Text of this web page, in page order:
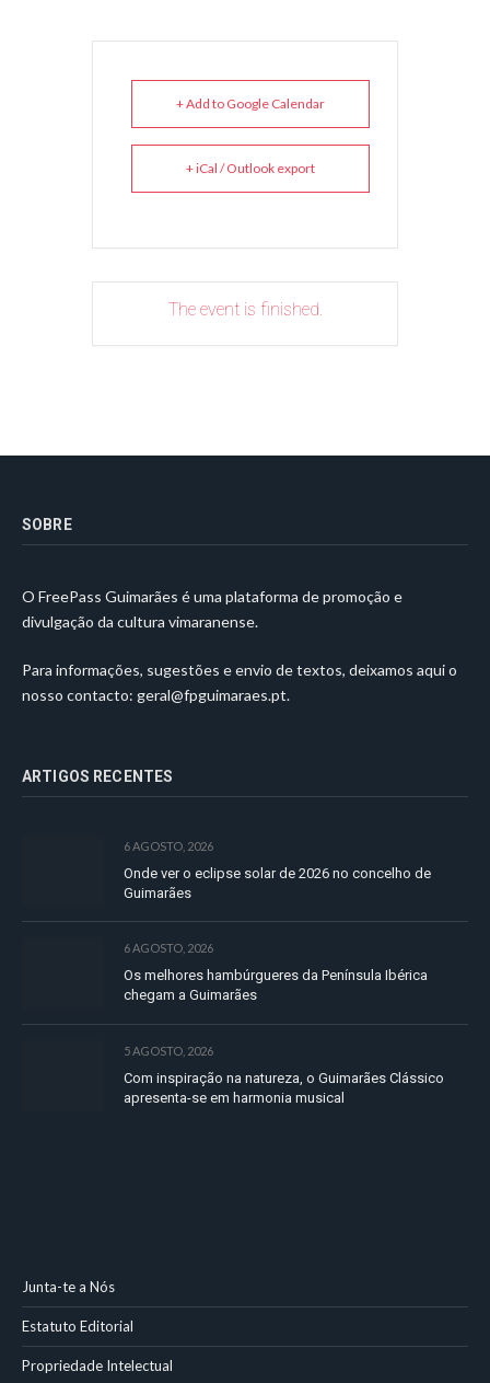
+ Add to Google Calendar
+ iCal / Outlook export
The event is finished.
SOBRE
O FreePass Guimarães é uma plataforma de promoção e
divulgação da cultura vimaranense.
Para informações, sugestões e envio de textos, deixamos aqui o
nosso contacto: geral@fpguimaraes.pt.
ARTIGOS RECENTES
6 AGOSTO, 2026
Onde ver o eclipse solar de 2026 no concelho de
Guimarães
6 AGOSTO, 2026
Os melhores hambúrgueres da Península Ibérica
chegam a Guimarães
5 AGOSTO, 2026
Com inspiração na natureza, o Guimarães Clássico
apresenta-se em harmonia musical
Junta-te a Nós
Estatuto Editorial
Propriedade Intelectual